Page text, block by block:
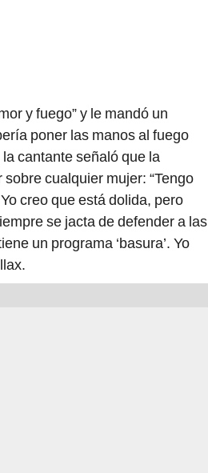
y fuego” y le mandó un
poner las manos al fuego
cantante señaló que la
cualquier mujer: “Tengo
creo que está dolida, pero
se jacta de defender a las
un programa ‘basura’. Yo